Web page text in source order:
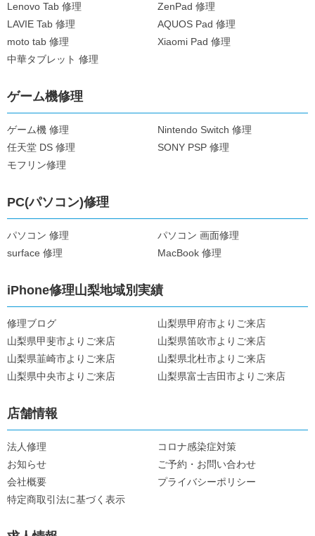
Lenovo Tab 修理
ZenPad 修理
LAVIE Tab 修理
AQUOS Pad 修理
moto tab 修理
Xiaomi Pad 修理
中華タブレット 修理
ゲーム機修理
ゲーム機 修理
Nintendo Switch 修理
任天堂 DS 修理
SONY PSP 修理
モフリン修理
PC(パソコン)修理
パソコン 修理
パソコン 画面修理
surface 修理
MacBook 修理
iPhone修理山梨地域別実績
修理ブログ
山梨県甲府市よりご来店
山梨県甲斐市よりご来店
山梨県笛吹市よりご来店
山梨県韮崎市よりご来店
山梨県北杜市よりご来店
山梨県中央市よりご来店
山梨県富士吉田市よりご来店
店舗情報
法人修理
コロナ感染症対策
お知らせ
ご予約・お問い合わせ
会社概要
プライバシーポリシー
特定商取引法に基づく表示